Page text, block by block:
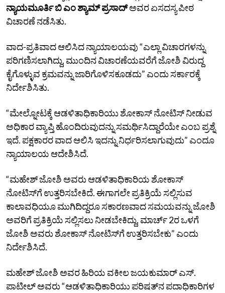
ನ್ಯಾಯಮೂರ್ತಿ ಬಿ ಎಂ ಶ್ಯಾಮ್‌ ಪ್ರಸಾದ್‌ಅವರ ಏಸದಸ್ಯ ಪೀಠ
ವಿಚಾರಣೆ ನಡೆಸಿತು.
ವಾದ-ಪ್ರತಿವಾದ ಆಲಿಸಿದ ನ್ಯಾಯಾಲಯವು “ಎಲ್ಲಾ ವಿಚಾರಗಳನ್ನು
ಪರಿಗಣಿಸಲಾಗಿದ್ದು, ಮುಂದಿನ ವಿಚಾರಣೆಯವರೆಗೆ ಜೋಶಿ ವಿರುದ್ದ
ಕೈಗೊಳ್ಳುವ ಕ್ರಮವನ್ನು ಜಾರಿಗೊಳಿಸಕೂಡದು” ಎಂದು ಸರ್ಕಾರಕ್ಕೆ
ನಿರ್ದೇಶಿಸಿತು.
“ಮೇಲ್ನೋಟಕ್ಕೆ ಆಡಳಿತಾಧಿಕಾರಿಯು ಶೋಕಾಸ್‌ ನೋಟಿಸ್‌ ನೀಡುವ
ಅಧಿಕಾರ ವ್ಯಾಪ್ತಿ ಹೊಂದಿರುವುದನ್ನು ಸಮರ್ಥಿಸಿದ್ದಾರೆಯೇ ಎಂಬ ಪ್ರಶ್ನೆ
ಇದೆ. ಪಕ್ಷಕಾರರ ವಾದ ಆಲಿಸಿ ಇದನ್ನು ನಿರ್ಧರಿಸಲಾಗುವುದು” ಎಂದೂ
ನ್ಯಾಯಾಲಯ ಆದೇಶಿಸಿದೆ.
“ಮಹೇಶ್‌ ಜೋಶಿ ಅವರು ಆಡಳಿತಾಧಿಕಾರಿಯ ಶೋಕಾಸ್‌
ನೋಟಿಸ್‌ಗೆ ಉತ್ತರಿಸಬೇಕಿದೆ. ಈಗಾಗಲೇ ಪ್ರತಿಕ್ರಿಯೆ ಸಲ್ಲಿಸುವ
ಕಾಲಾವಧಿಯೂ ಮುಗಿದಿದ್ದರೂ ಸಕಾರಣವಾದ ಸಮಯವನ್ನು ಜೋಶಿ
ಅವರಿಗೆ ಪ್ರತಿಕ್ರಿಯೆ ಸಲ್ಲಿಸಲು ನೀಡಬೇಕಿದ್ದು, ಮಾರ್ಚ್‌ 2ರ ಒಳಗೆ
ಜೋಶಿ ಅವರು ಶೋಕಾಸ್‌ ನೋಟಿಸ್‌ಗೆ ಉತ್ತರಿಸಬೇಕು” ಎಂದು
ನಿರ್ದೇಶಿಸಿದೆ.
ಮಹೇಶ್‌ ಜೋಶಿ ಅವರ ಹಿರಿಯ ವಕೀಲ ಜಯಕುಮಾರ್‌ ಎಸ್‌.
ಪಾಟೀಲ್‌ ಅವರು “ಆಡಳಿತಾಧಿಕಾರಿಯು ಪರಿಷತ್‌ನ ಪದಾಧಿಕಾರಿಗಳ